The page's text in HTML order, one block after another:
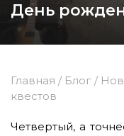
День
Главная / Блог /
квестов
Четвертый, а